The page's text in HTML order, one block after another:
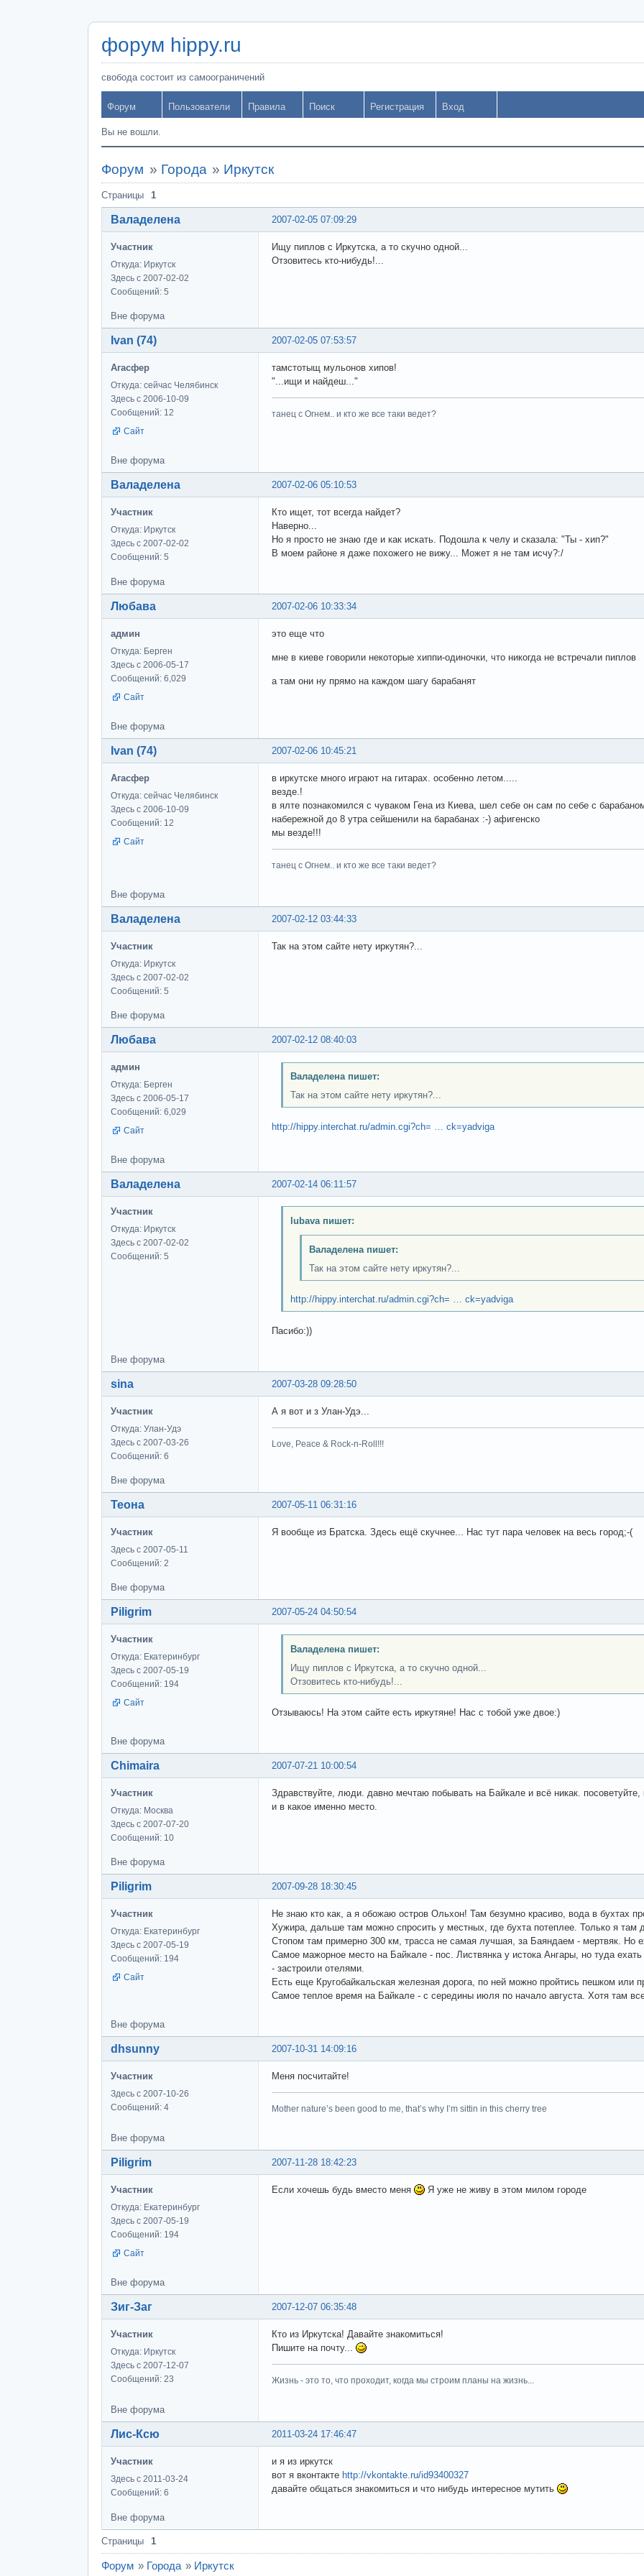
форум hippy.ru
свобода состоит из самоограничений
Форум Пользователи Правила Поиск Регистрация Вход
Вы не вошли.
Форум » Города » Иркутск
Страницы 1
2007-02-05 07:09:29
Валаделена
Участник
Откуда: Иркутск
Здесь с 2007-02-02
Сообщений: 5
Ищу пиплов с Иркутска, а то скучно одной...
Отзовитесь кто-нибудь!...
Вне форума
2007-02-05 07:53:57
Ivan (74)
Агасфер
Откуда: сейчас Челябинск
Здесь с 2006-10-09
Сообщений: 12
Сайт
тамстотыщ мульонов хипов!
"...ищи и найдеш..."
танец с Огнем.. и кто же все таки ведет?
Вне форума
2007-02-06 05:10:53
Валаделена
Участник
Откуда: Иркутск
Здесь с 2007-02-02
Сообщений: 5
Кто ищет, тот всегда найдет?
Наверно...
Но я просто не знаю где и как искать. Подошла к челу и сказала: "Ты - хип?"
В моем районе я даже похожего не вижу... Может я не там исчу?:/
Вне форума
2007-02-06 10:33:34
Любава
админ
Откуда: Берген
Здесь с 2006-05-17
Сообщений: 6,029
Сайт
это еще что
мне в киеве говорили некоторые хиппи-одиночки, что никогда не встречали пиплов
а там они ну прямо на каждом шагу барабанят
Вне форума
2007-02-06 10:45:21
Ivan (74)
Агасфер
Откуда: сейчас Челябинск
Здесь с 2006-10-09
Сообщений: 12
Сайт
в иркутске много играют на гитарах. особенно летом.....
везде.!
в ялте познакомился с чуваком Гена из Киева, шел себе он сам по себе с
набережной до 8 утра сейшенили на барабанах :-) афигенско
мы везде!!!
танец с Огнем.. и кто же все таки ведет?
Вне форума
2007-02-12 03:44:33
Валаделена
Участник
Откуда: Иркутск
Здесь с 2007-02-02
Сообщений: 5
Так на этом сайте нету иркутян?...
Вне форума
2007-02-12 08:40:03
Любава
админ
Откуда: Берген
Здесь с 2006-05-17
Сообщений: 6,029
Сайт
Валаделена пишет:
Так на этом сайте нету иркутян?...
http://hippy.interchat.ru/admin.cgi?ch= … ck=yadviga
Вне форума
2007-02-14 06:11:57
Валаделена
Участник
Откуда: Иркутск
Здесь с 2007-02-02
Сообщений: 5
lubava пишет:
Валаделена пишет:
Так на этом сайте нету иркутян?...
http://hippy.interchat.ru/admin.cgi?ch= … ck=yadviga
Пасибо:))
Вне форума
2007-03-28 09:28:50
sina
Участник
Откуда: Улан-Удэ
Здесь с 2007-03-26
Сообщений: 6
А я вот и з Улан-Удэ...
Love, Peace & Rock-n-Roll!!!
Вне форума
2007-05-11 06:31:16
Теона
Участник
Здесь с 2007-05-11
Сообщений: 2
Я вообще из Братска. Здесь ещё скучнее... Нас тут пара человек на весь город;-(
Вне форума
2007-05-24 04:50:54
Piligrim
Участник
Откуда: Екатеринбург
Здесь с 2007-05-19
Сообщений: 194
Сайт
Валаделена пишет:
Ищу пиплов с Иркутска, а то скучно одной...
Отзовитесь кто-нибудь!...
Отзываюсь! На этом сайте есть иркутяне! Нас с тобой уже двое:)
Вне форума
2007-07-21 10:00:54
Chimaira
Участник
Откуда: Москва
Здесь с 2007-07-20
Сообщений: 10
Здравствуйте, люди. давно мечтаю побывать на Байкале и всё никак.
и в какое именно место.
Вне форума
2007-09-28 18:30:45
Piligrim
Участник
Откуда: Екатеринбург
Здесь с 2007-05-19
Сообщений: 194
Сайт
Не знаю кто как, а я обожаю остров Ольхон! Там безумно красиво, вода в бухтах
Хужира, дальше там можно спросить у местных, где бухта потеплее. Только я там
Стопом там примерно 300 км, трасса не самая лучшая, за Баяндаем - мертвяк. Но
Самое мажорное место на Байкале - пос. Листвянка у истока Ангары, но туда
- застроили отелями.
Есть еще Кругобайкальская железная дорога, по ней можно пройтись пешком или
Самое теплое время на Байкале - с середины июля по начало августа. Хотя там
Вне форума
2007-10-31 14:09:16
dhsunny
Участник
Здесь с 2007-10-26
Сообщений: 4
Меня посчитайте!
Mother nature’s been good to me, that’s why I’m sittin in this cherry tree
Вне форума
2007-11-28 18:42:23
Piligrim
Участник
Откуда: Екатеринбург
Здесь с 2007-05-19
Сообщений: 194
Сайт
Если хочешь будь вместо меня Я уже не живу в этом милом городе
Вне форума
2007-12-07 06:35:48
Зиг-Заг
Участник
Откуда: Иркутск
Здесь с 2007-12-07
Сообщений: 23
Кто из Иркутска! Давайте знакомиться!
Пишите на почту...
Жизнь - это то, что проходит, когда мы строим планы на жизнь...
Вне форума
2011-03-24 17:46:47
Лис-Ксю
Участник
Здесь с 2011-03-24
Сообщений: 6
и я из иркутск
вот я вконтакте http://vkontakte.ru/id93400327
давайте общаться знакомиться и что нибудь интересное мутить
Вне форума
Страницы 1
Форум » Города » Иркутск